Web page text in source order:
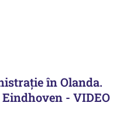
în Olanda.
- VIDEO